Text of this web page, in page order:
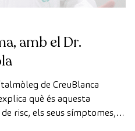
amb el Dr.
de CreuBlanca
què és aquesta
risc, els seus símptomes,